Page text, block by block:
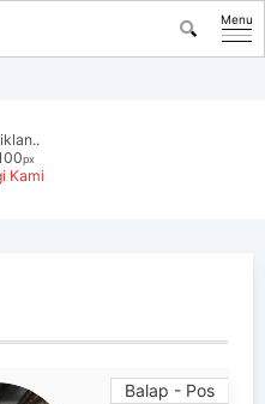
Menu
px
Kami
Balap - Pos